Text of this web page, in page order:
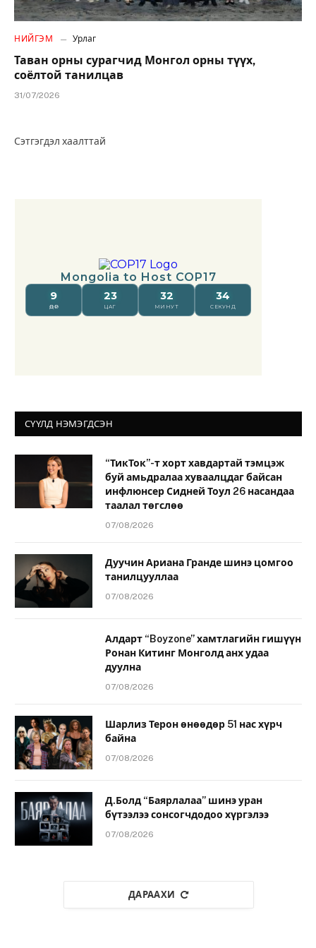
НИЙГЭМ Урлаг
Таван орны сурагчид Монгол орны түүх,
соёлтой танилцав
31/07/2026
Сэтгэгдэл хаалттай
СҮҮЛД НЭМЭГДСЭН
“ТикТок”-т хорт хавдартай тэмцэж
буй амьдралаа хуваалцдаг байсан
инфлюнсер Сидней Тоул 26 насандаа
таалал төгслөө
07/08/2026
Дуучин Ариана Гранде шинэ цомгоо
танилцууллаа
07/08/2026
Алдарт “Boyzone” хамтлагийн гишүүн
Ронан Китинг Монголд анх удаа
дуулна
07/08/2026
Шарлиз Терон өнөөдөр 51 нас хүрч
байна
07/08/2026
Д.Болд “Баярлалаа” шинэ уран
бүтээлээ сонсогчдодоо хүргэлээ
07/08/2026
ДАРААХИ